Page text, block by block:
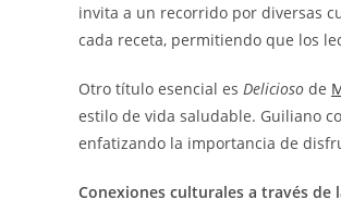
invita a un recorrido por diversas
cada receta, permitiendo que los
Otro título esencial es Delicioso de
estilo de vida saludable. Guiliano
enfatizando la importancia de
Conexiones culturales a través de